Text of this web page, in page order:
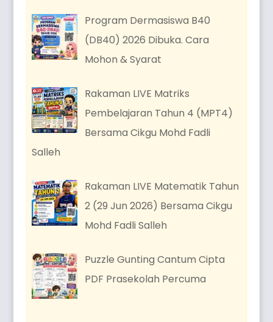
Program Dermasiswa B40
(DB40) 2026 Dibuka. Cara
Mohon & Syarat
Rakaman LIVE Matriks
Pembelajaran Tahun 4 (MPT4)
Bersama Cikgu Mohd Fadli
Salleh
Rakaman LIVE Matematik Tahun
2 (29 Jun 2026) Bersama Cikgu
Mohd Fadli Salleh
Puzzle Gunting Cantum Cipta
PDF Prasekolah Percuma